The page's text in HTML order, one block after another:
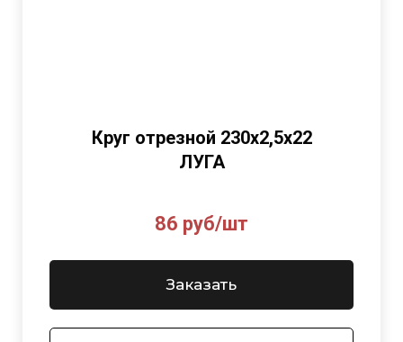
Круг отрезной 230х2,5х22
ЛУГА
86 руб/шт
Заказать